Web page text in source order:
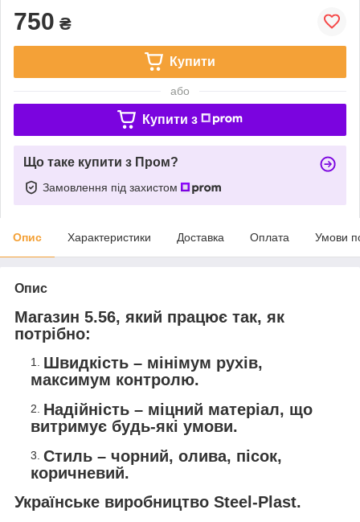
750 ₴
Купити
або
Купити з
Що таке купити з Пром?
Замовлення під захистом
Опис Характеристики Доставка Оплата Умови
Опис
Магазин 5.56, який працює так, як
потрібно:
Швидкість – мінімум рухів,
максимум контролю.
Надійність – міцний матеріал, що
витримує будь-які умови.
Стиль – чорний, олива, пісок,
коричневий.
Українське виробництво Steel-Plast.